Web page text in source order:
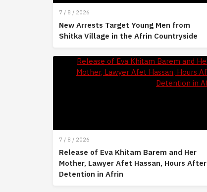
7 / 8 / 2026
New Arrests Target Young Men from
Shitka Village in the Afrin Countryside
7 / 8 / 2026
Release of Eva Khitam Barem and Her
Mother, Lawyer Afet Hassan, Hours After
Detention in Afrin